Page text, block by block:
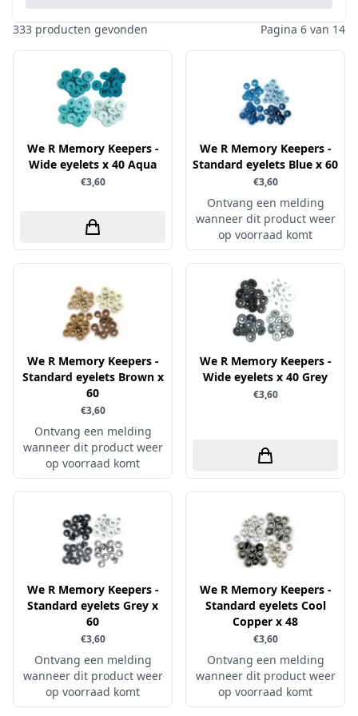
Parels
Ponsen
Prills
Rub-On
Snijmallen
Sparkles
Speciaalpapier
Stencil
Stitch & Do
Te Gekke Krijtjes
Trowback
Uitdrukvellen
Canvas
Die Cuts
Finger Wax
Pan Pastel
Workshop
Dini Disign
Disney
Dotty Design
Dress My Craft
Dutch Doobadoo
Elizabeth craft designs
Fairybells
Gemini
Graphic 45
Hobbydots
HobbyFun
Hobbyjournaal
Hobbyzine
Jalekro
JeJe
Joy & Noor
Juffrouw Muis
Lapland knipvel
Lavinia
Lawn Fawn
Lemon Craft
Lisa Horton - Crafts
Inktpad
Kleurboek
Kraaltjes
Linnenkarton - basis
Mixed media
Oplegkaartjes
Pakketten
penselen
rijstpapier
Rubber stempels
schudmateriaal
Scrappapier
Specialties
Stickers
Tijdschrift
Tools
333 producten gevonden Pagina 6 van 14
We R Memory Keepers -
Wide eyelets x 40 Aqua
€3,60
We R Memory Keepers -
Standard eyelets Blue x 60
€3,60
Ontvang een melding
wanneer dit product weer
op voorraad komt
We R Memory Keepers -
Standard eyelets Brown x
60
€3,60
Ontvang een melding
wanneer dit product weer
op voorraad komt
We R Memory Keepers -
Wide eyelets x 40 Grey
€3,60
We R Memory Keepers -
Standard eyelets Grey x
60
€3,60
Ontvang een melding
wanneer dit product weer
op voorraad komt
We R Memory Keepers -
Standard eyelets Cool
Copper x 48
€3,60
Ontvang een melding
wanneer dit product weer
op voorraad komt